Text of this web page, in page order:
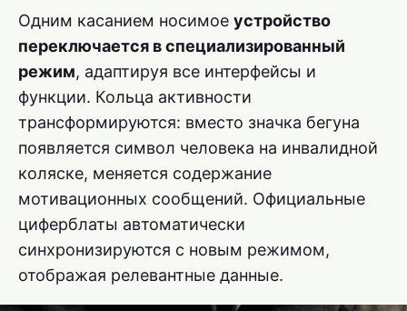
Одним касанием носимое устройство
переключается в специализированный
режим, адаптируя все интерфейсы и
функции. Кольца активности
трансформируются: вместо значка бегуна
появляется символ человека на инвалидной
коляске, меняется содержание
мотивационных сообщений. Официальные
циферблаты автоматически
синхронизируются с новым режимом,
отображая релевантные данные.